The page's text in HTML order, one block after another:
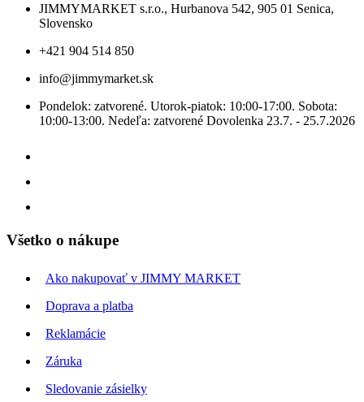
JIMMYMARKET s.r.o., Hurbanova 542, 905 01 Senica,
Slovensko
+421 904 514 850
info@jimmymarket.sk
Pondelok: zatvorené. Utorok-piatok: 10:00-17:00. Sobota:
10:00-13:00. Nedeľa: zatvorené Dovolenka 23.7. - 25.7.2026
Všetko o nákupe
Ako nakupovať v JIMMY MARKET
Doprava a platba
Reklamácie
Záruka
Sledovanie zásielky